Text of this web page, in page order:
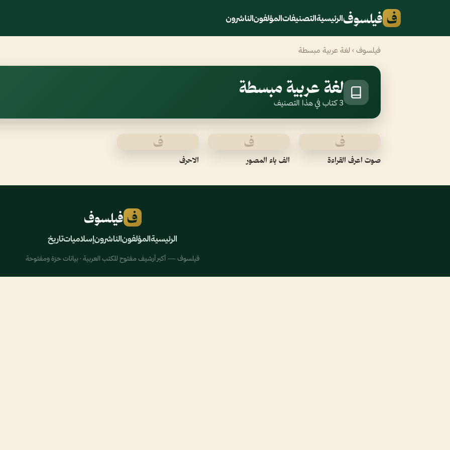
ف فيلسوفالرئيسيةالتصنيفاتالمؤلفونالناشرون
فيلسوف › لغة عربية مبسطة
لغة عربية مبسطة
3 كتاب في هذا التصنيف
ف
صوت اعرف القراءة
ف
الف باء المصور
ف
الاحرف
ف فيلسوف
الرئيسيةالمؤلفونالناشرونإسلامياتتاريخ
فيلسوف — أكبر أرشيف مفتوح للكتب العربية · بيانات حرّة ومفتوحة